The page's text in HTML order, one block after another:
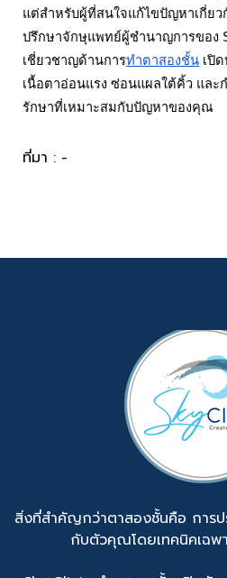
แต่สำหรับผู้ที่สนใจแก้ไขปัญหาเกี่ย
ปรึกษาจักษุแพทย์ผู้ชำนาญการของ
เชี่ยวชาญด้านการทำตาสองชั้น เปิ
เนื้อตาอ่อนแรง ซ่อนแผลใต้คิ้ว และ
รักษาที่เหมาะสมกับปัญหาของคุณ
ที่มา : -
สิ่งที่สำคัญกว่าตาสองชั้นคือ การปรั
กับตัวคุณโดยเทคนิคเฉพ